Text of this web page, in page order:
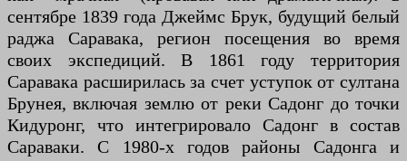
сентябре 1839 года Джеймс Брук, будущий белый
раджа Саравака, регион посещения во время
своих экспедиций. В 1861 году территория
Саравака расширилась за счет уступок от султана
Брунея, включая землю от реки Садонг до точки
Кидуронг, что интегрировало Садонг в состав
Сараваки. С 1980-х годов районы Садонга и